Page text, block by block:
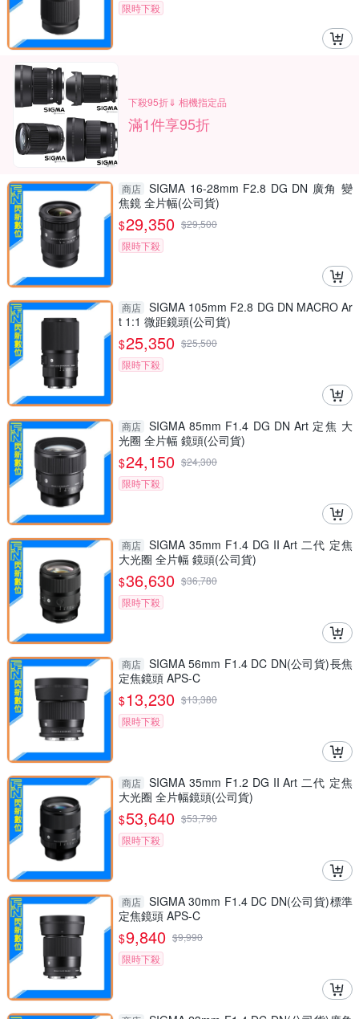
限時下殺
下殺95折⇓ 相機指定品
滿1件享95折
商店 SIGMA 16-28mm F2.8 DG DN 廣角 變
焦鏡 全片幅(公司貨)
$29,350 $29,500
限時下殺
商店 SIGMA 105mm F2.8 DG DN MACRO Ar
t 1:1 微距鏡頭(公司貨)
$25,350 $25,500
限時下殺
商店 SIGMA 85mm F1.4 DG DN Art 定焦 大
光圈 全片幅 鏡頭(公司貨)
$24,150 $24,300
限時下殺
商店 SIGMA 35mm F1.4 DG II Art 二代 定焦
大光圈 全片幅 鏡頭(公司貨)
$36,630 $36,780
限時下殺
商店 SIGMA 56mm F1.4 DC DN(公司貨)長焦
定焦鏡頭 APS-C
$13,230 $13,380
限時下殺
商店 SIGMA 35mm F1.2 DG II Art 二代 定焦
大光圈 全片幅鏡頭(公司貨)
$53,640 $53,790
限時下殺
商店 SIGMA 30mm F1.4 DC DN(公司貨)標準
定焦鏡頭 APS-C
$9,840 $9,990
限時下殺